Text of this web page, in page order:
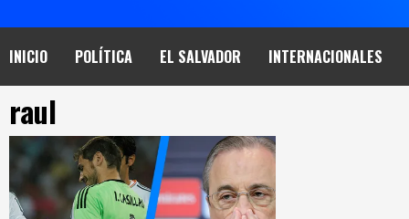
INICIO POLÍTICA EL SALVADOR INTERNACIONALES
raul